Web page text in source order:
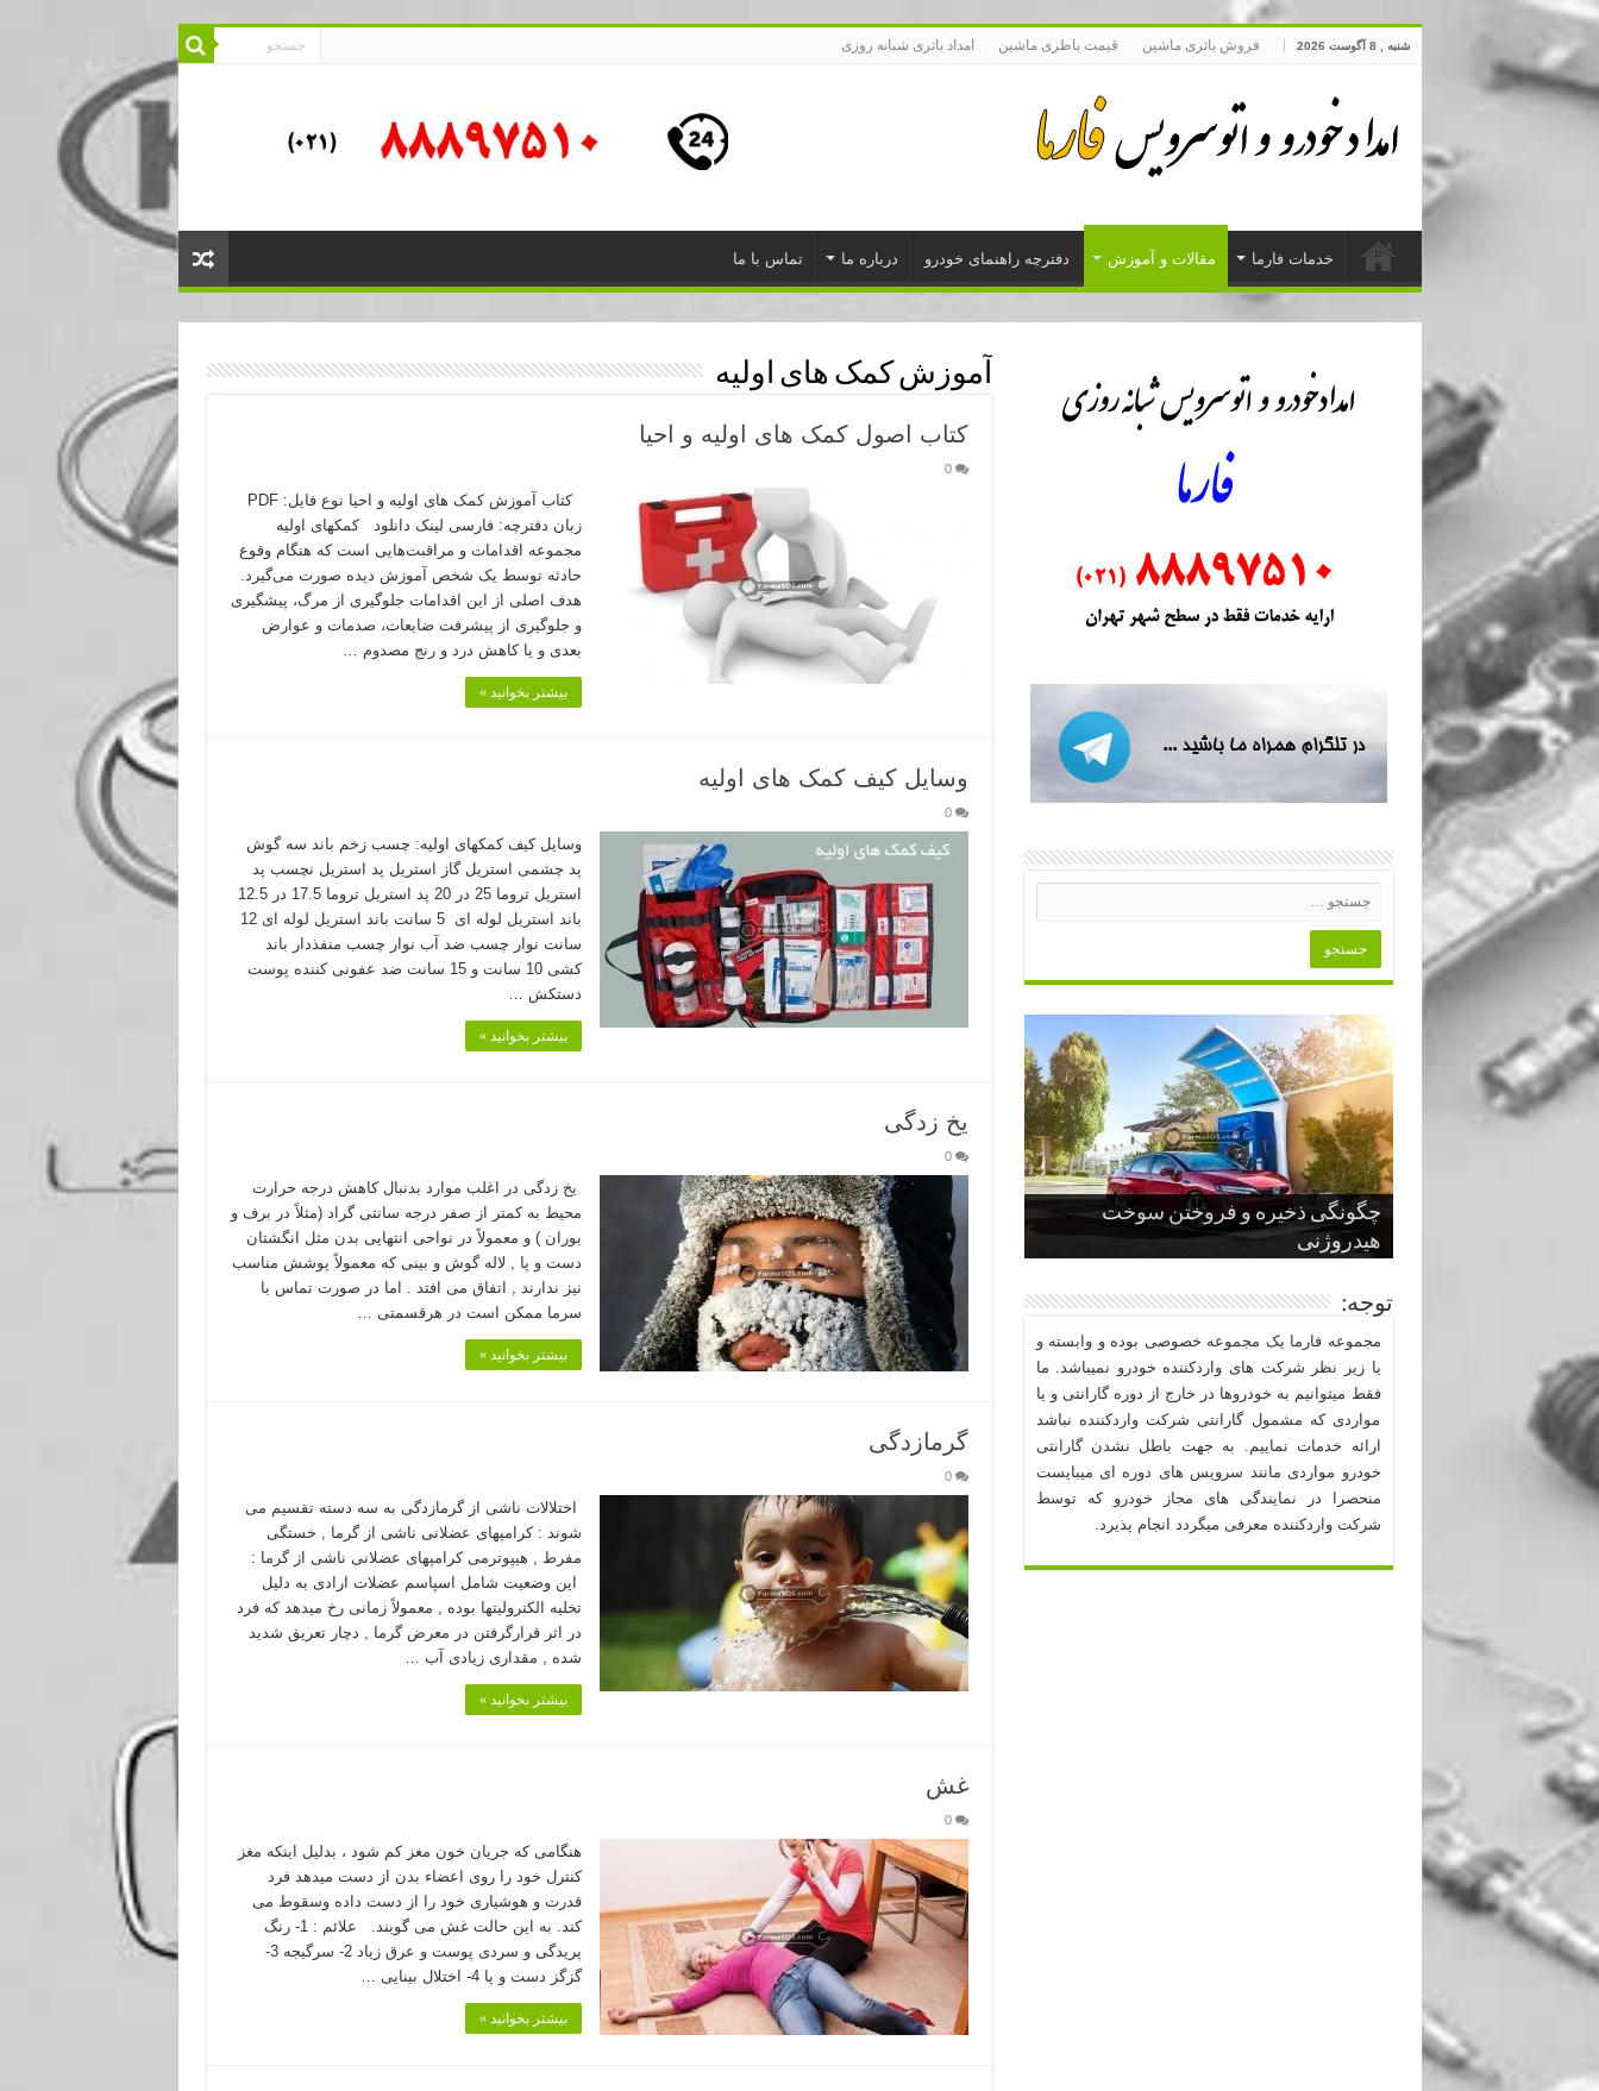
شنبه , 8 آگوست 2026 فروش باتری ماشین قیمت باطری ماشین امداد باتری شبانه روزی
خدمات فارما مقالات و آموزش دفترچه راهنمای خودرو درباره ما تماس با ما
آموزش کمک های اولیه
کتاب اصول کمک های اولیه و احیا
0
کتاب آموزش کمک های اولیه و احیا نوع فایل: PDF
زبان دفترچه: فارسی لینک دانلود کمکهای اولیه
مجموعه اقدامات و مراقبت‌هایی است که هنگام وقوع
حادثه توسط یک شخص آموزش دیده صورت می‌گیرد.
هدف اصلی از این اقدامات جلوگیری از مرگ، پیشگیری
و جلوگیری از پیشرفت ضایعات، صدمات و عوارض
بعدی و یا کاهش درد و رنج مصدوم …
بیشتر بخوانید »
وسایل کیف کمک های اولیه
0
وسایل کیف کمکهای اولیه: چسب زخم باند سه گوش
پد چشمی استریل گاز استریل پد استریل نچسب پد
استریل تروما 25 در 20 پد استریل تروما 17.5 در 12.5
باند استریل لوله ای 5 سانت باند استریل لوله ای 12
سانت نوار چسب ضد آب نوار چسب منفذدار باند
کشی 10 سانت و 15 سانت ضد عفونی کننده پوست
دستکش …
بیشتر بخوانید »
یخ زدگی
0
یخ زدگی در اغلب موارد بدنبال كاهش درجه حرارت
محیط به كمتر از صفر درجه سانتی گراد (مثلاً در برف و
بوران ) و معمولاً در نواحی انتهایی بدن مثل انگشتان
دست و پا , لاله گوش و بینی كه معمولاً پوشش مناسب
نیز ندارند , اتفاق می افتد . اما در صورت تماس با
سرما ممكن است در هرقسمتی …
بیشتر بخوانید »
گرمازدگی
0
اختلالات ناشی از گرمازدگی به سه دسته تقسیم می
شوند : كرامپهای عضلانی ناشی از گرما , خستگی
مفرط , هیپوترمی كرامپهای عضلانی ناشی از گرما :
این وضعیت شامل اسپاسم عضلات ارادی به دلیل
تخلیه الكترولیتها بوده , معمولاً زمانی رخ میدهد كه فرد
در اثر قرارگرفتن در معرض گرما , دچار تعریق شدید
شده , مقداری زیادی آب …
بیشتر بخوانید »
غش
0
هنگامی كه جریان خون مغز كم شود ، بدلیل اینكه مغز
كنترل خود را روی اعضاء بدن از دست میدهد فرد
قدرت و هوشیاری خود را از دست داده وسقوط می
كند. به این حالت غش می گویند. علائم : 1- رنگ
پریدگی و سردی پوست و عرق زیاد 2- سرگیجه 3-
گزگز دست و پا 4- اختلال بینایی …
بیشتر بخوانید »
چگونگی ذخیره و فروختن سوخت
هیدروژنی
قدرتمندترین ماسل کارها یا خودروهای
عضلانی امریکایی
چرا نمک باعث خوردگی خودرو می شود؟
پنج کابین جذاب سال های اخیر صنعت
خودروسازی
از صفر تا صد طراحی خودرو قسمت
سوم
توجه:
مجموعه فارما یک مجموعه خصوصی بوده و وابسته و
یا زیر نظر شرکت های واردکننده خودرو نمیباشد. ما
فقط میتوانیم به خودروها در خارج از دوره گارانتی و یا
مواردی که مشمول گارانتی شرکت واردکننده نباشد
ارائه خدمات نماییم. به جهت باطل نشدن گارانتی
خودرو مواردی مانند سرویس های دوره ای میبایست
منحصرا در نمایندگی های مجاز خودرو که توسط
شرکت واردکننده معرفی میگردد انجام پذیرد.